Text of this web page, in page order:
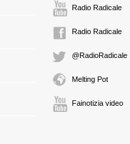
Radio Radicale
Radio Radicale
@RadioRadicale
Melting Pot
Fainotizia video